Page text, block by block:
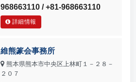
968663110 / +81-968663110
詳細情報
維熊篆会事務所
熊本県熊本市中央区上林町１－２８－
２０７